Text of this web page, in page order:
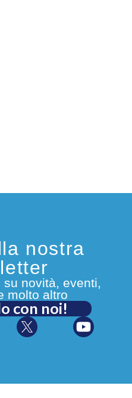
nostra
novità, eventi,
molto altro
con noi!